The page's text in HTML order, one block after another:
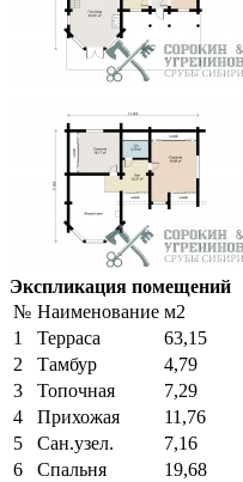
Экспликация помещений
№ Наименование м2
1
Терраса
63,15
2
Тамбур
4,79
3
Топочная
7,29
4
Прихожая
11,76
5
Сан.узел.
7,16
6
Спальня
19,68